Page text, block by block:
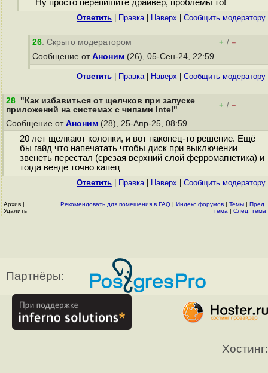
Ну просто перепишите драйвер, проблемы то!
Ответить Правка| Наверх Cообщить модератору
26. Скрыто модератором + / –
Сообщение от Аноним (26), 05-Сен-24, 22:59
Ответить Правка| Наверх Cообщить модератору
28. "Как избавиться от щелчков при запуске
приложений на системах с чипами Intel"
+ / –
Сообщение от Аноним (28), 25-Апр-25, 08:59
20 лет щелкают колонки, и вот наконец-то решение. Ещё
бы гайд что напечатать чтобы диск при выключении
звенеть перестал (срезая верхний слой ферромагнетика) и
тогда венде точно капец
Ответить Правка| Наверх Cообщить модератору
Архив |
Удалить
Рекомендовать для помещения в FAQ | Индекс форумов | Темы | Пред.
тема | След. тема
Партнёры:
Хостинг: